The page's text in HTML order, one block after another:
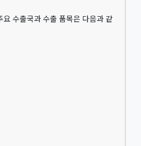
수출국과 수출 품목은 다음과 같